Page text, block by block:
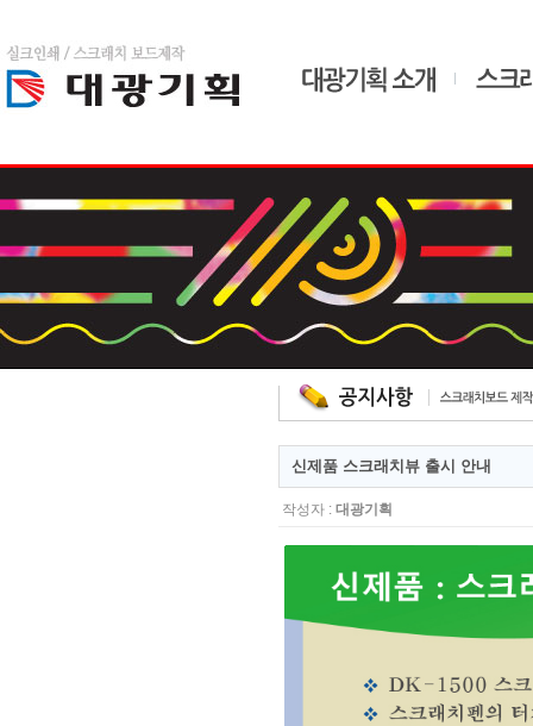
신제품 스크래치뷰 출시 안내
작성자 : 대광기획